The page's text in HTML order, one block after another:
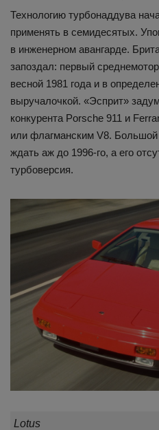
Технологию турбонаддува
применять в семидесятых.
в инженерном авангарде.
запоздал: первый
весной 1981 года и в
выручалочкой. «Эсприт»
конкурента Porsche 911 и
или флагманским V8. Большой
ждать аж до 1996-го, а его
турбоверсия.
Lotus